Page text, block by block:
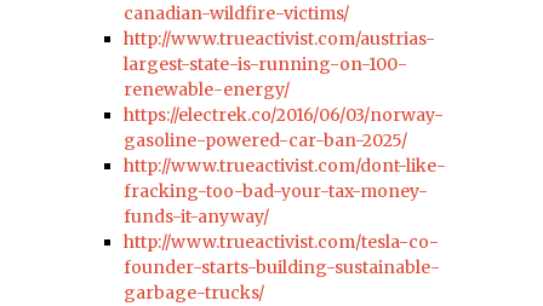
canadian-wildfire-victims/
http://www.trueactivist.com/austrias-
largest-state-is-running-on-100-
renewable-energy/
https://electrek.co/2016/06/03/norway-
gasoline-powered-car-ban-2025/
http://www.trueactivist.com/dont-like-
fracking-too-bad-your-tax-money-
funds-it-anyway/
http://www.trueactivist.com/tesla-co-
founder-starts-building-sustainable-
garbage-trucks/